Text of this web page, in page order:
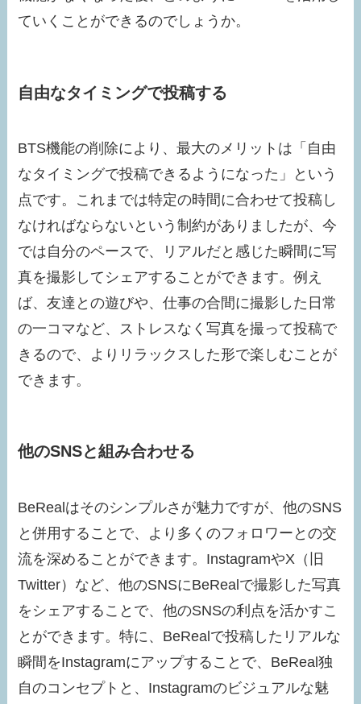
ていくことができるのでしょうか。
自由なタイミングで投稿する
BTS機能の削除により、最大のメリットは「自由
なタイミングで投稿できるようになった」という
点です。これまでは特定の時間に合わせて投稿し
なければならないという制約がありましたが、今
では自分のペースで、リアルだと感じた瞬間に写
真を撮影してシェアすることができます。例え
ば、友達との遊びや、仕事の合間に撮影した日常
の一コマなど、ストレスなく写真を撮って投稿で
きるので、よりリラックスした形で楽しむことが
できます。
他のSNSと組み合わせる
BeRealはそのシンプルさが魅力ですが、他のSNS
と併用することで、より多くのフォロワーとの交
流を深めることができます。InstagramやX（旧
Twitter）など、他のSNSにBeRealで撮影した写真
をシェアすることで、他のSNSの利点を活かすこ
とができます。特に、BeRealで投稿したリアルな
瞬間をInstagramにアップすることで、BeReal独
自のコンセプトと、Instagramのビジュアルな魅